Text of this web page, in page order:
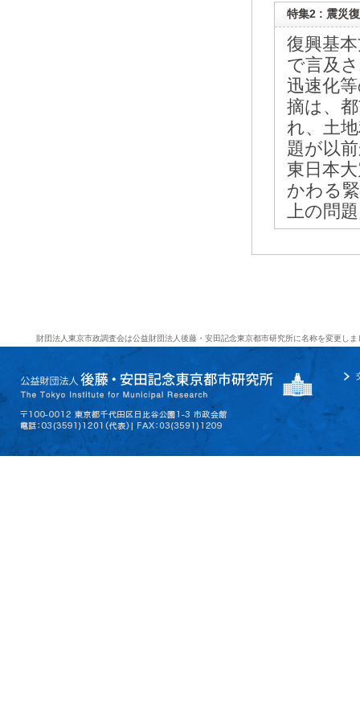
特集2 : 震災
復興基
で言及
迅速化
摘は、
れ、土
題が以
東日本
かわる
上の問
財団法人東京市政調査会は公益財団法人後藤・安田記念東京都市研究所に名称を変更しま